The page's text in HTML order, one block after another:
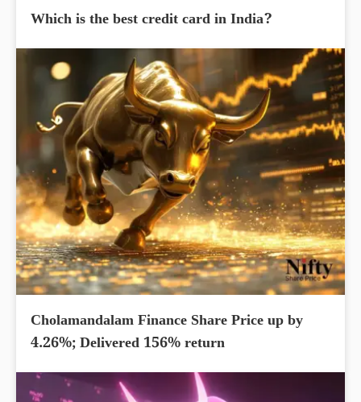
Which is the best credit card in India?
Cholamandalam Finance Share Price up by
4.26%; Delivered 156% return